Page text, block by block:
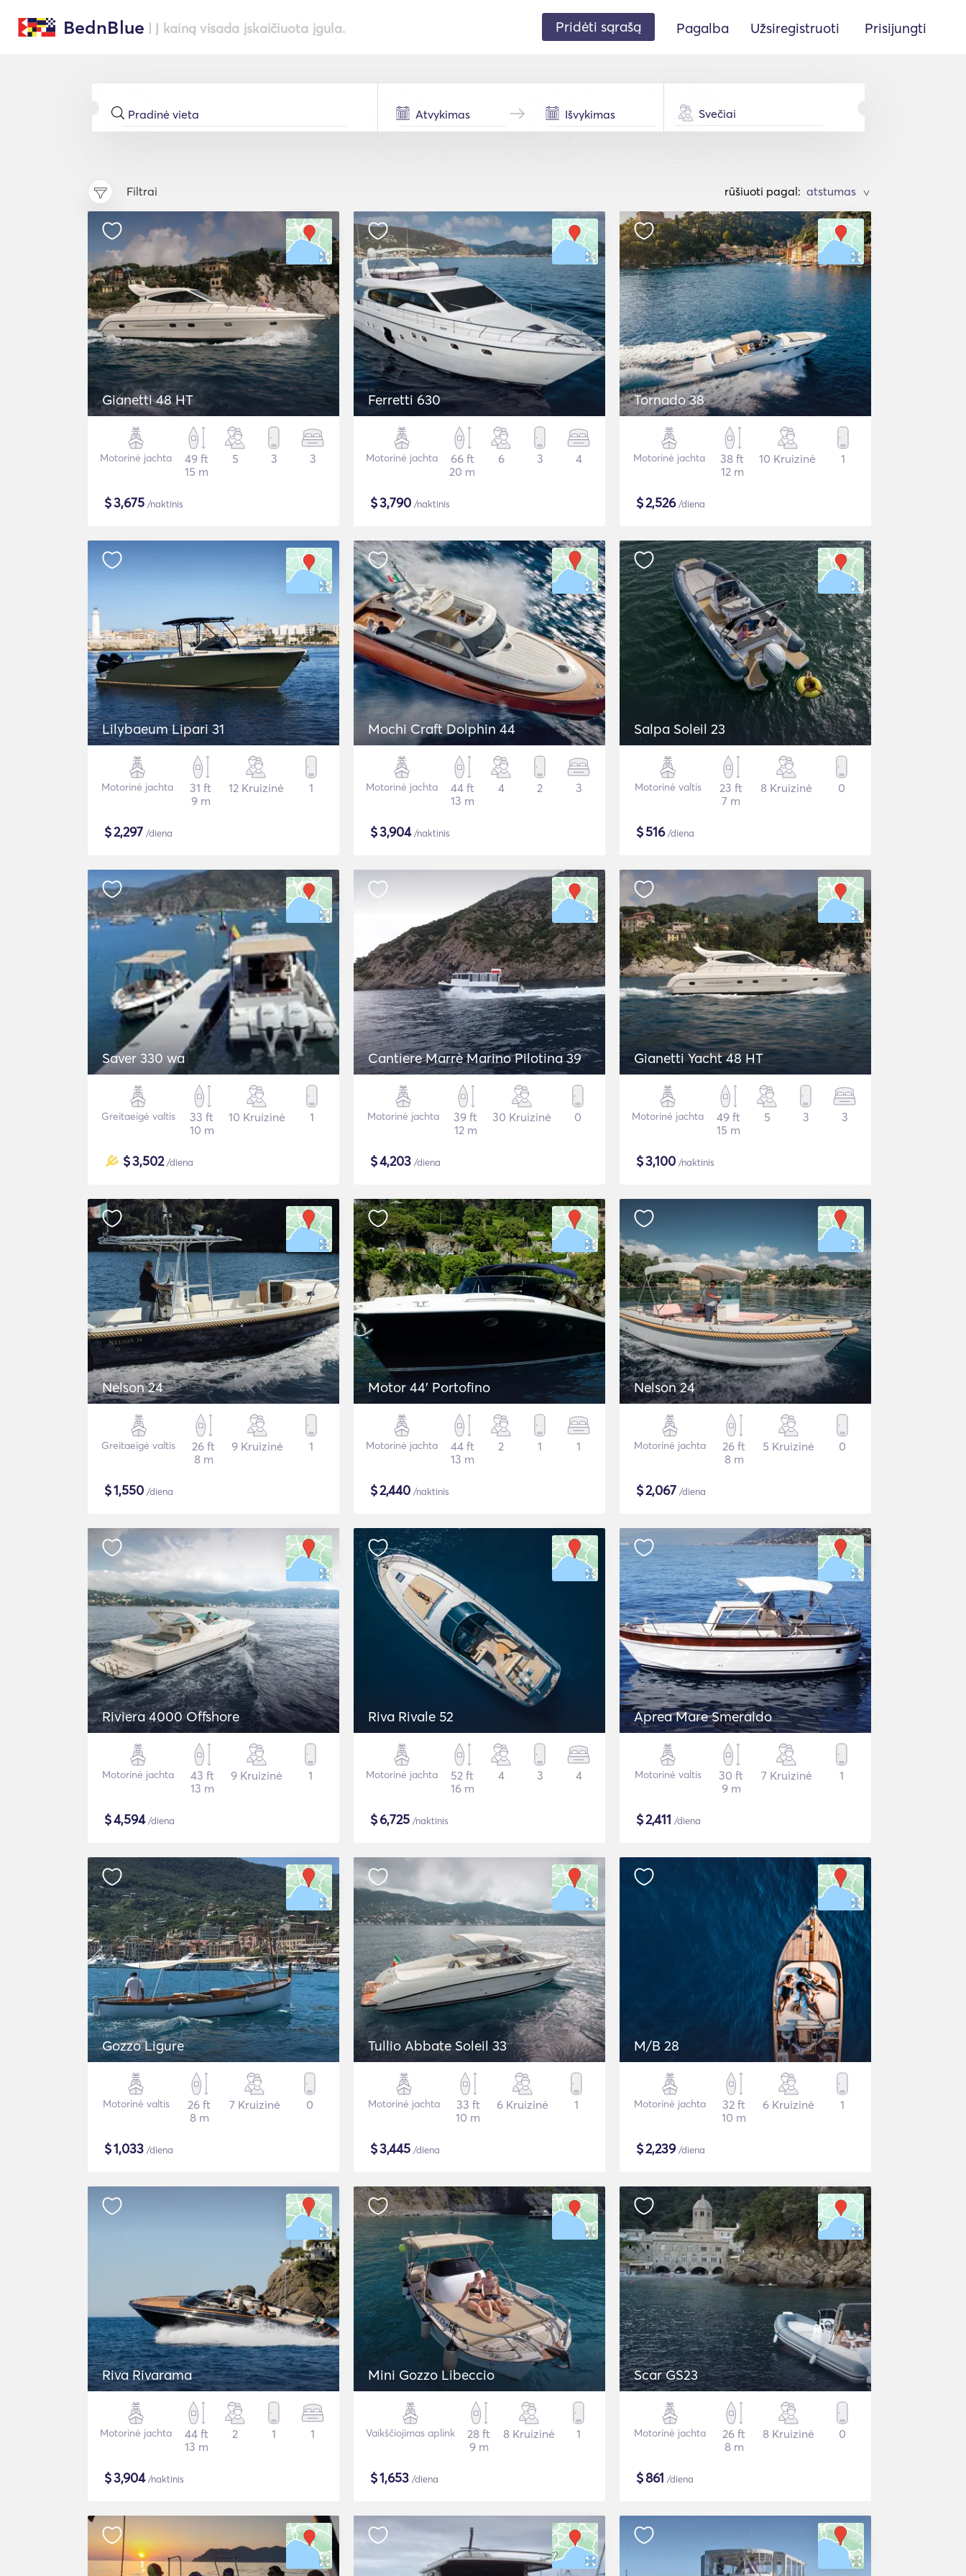
BednBlue | Į kainą visada įskaičiuota įgula. Pridėti sąrašą Pagalba Užsiregistruoti Prisijungti
Svečiai
Filtrai rūšiuoti pagal: >
Gianetti 48 HT
Motorinė jachta
49 ft
15 m
5 3 3
$3,675 /naktinis
Ferretti 630
Motorinė jachta
66 ft
20 m
6 3 4
$3,790 /naktinis
Tornado 38
Motorinė jachta
38 ft
12 m
10 Kruizinė 1
$2,526/diena
Lilybaeum Lipari 31
Motorinė jachta
31 ft
9 m
12 Kruizinė 1
$2,297 /diena
Mochi Craft Dolphin 44
Motorinė jachta
44 ft
13 m
4 2 3
$3,904/naktinis
Salpa Soleil 23
Motorinė valtis
23 ft
7 m
8 Kruizinė 0
$516/diena
Saver 330 wa
Greitaeigė valtis
33 ft
10 m
10 Kruizinė 1
$3,502/diena
Cantiere Marrè Marino Pilotina 39
Motorinė jachta
39 ft
12 m
30 Kruizinė 0
$4,203 /diena
Gianetti Yacht 48 HT
Motorinė jachta
49 ft
15 m
5 3 3
$3,100 /naktinis
Nelson 24
Greitaeigė valtis
26 ft
8 m
9 Kruizinė 1
$1,550 /diena
Motor 44' Portofino
Motorinė jachta
44 ft
13 m
2 1 1
$2,440 /naktinis
Nelson 24
Motorinė jachta
26 ft
8 m
5 Kruizinė 0
$2,067 /diena
Riviera 4000 Offshore
Motorinė jachta
43 ft
13 m
9 Kruizinė 1
$4,594/diena
Riva Rivale 52
Motorinė jachta
52 ft
16 m
4 3 4
$6,725 /naktinis
Aprea Mare Smeraldo
Motorinė valtis
30 ft
9 m
7 Kruizinė 1
$2,411 /diena
Gozzo Ligure
Motorinė valtis
26 ft
8 m
7 Kruizinė 0
$1,033 /diena
Tullio Abbate Soleil 33
Motorinė jachta
33 ft
10 m
6 Kruizinė 1
$3,445 /diena
M/B 28
Motorinė jachta
32 ft
10 m
6 Kruizinė 1
$2,239/diena
Riva Rivarama
Motorinė jachta
44 ft
13 m
2 1 1
$3,904/naktinis
Mini Gozzo Libeccio
Vaikščiojimas aplink
28 ft
9 m
8 Kruizinė 1
$1,653 /diena
Scar GS23
Motorinė jachta
26 ft
8 m
8 Kruizinė 0
$861 /diena